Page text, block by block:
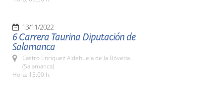
13/11/2022
6 Carrera Taurina Diputación de
Salamanca
Castro Enriquez Aldehuela de la Bóveda
(Salamanca)
Hora: 13:00 h.